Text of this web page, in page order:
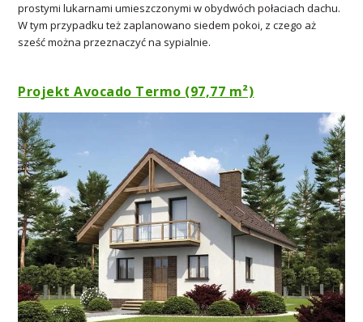
prostymi lukarnami umieszczonymi w obydwóch połaciach dachu.
W tym przypadku też zaplanowano siedem pokoi, z czego aż
sześć można przeznaczyć na sypialnie.
Projekt Avocado Termo (97,77 m²)